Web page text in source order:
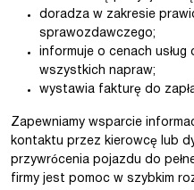
doradza w zakresie
sprawozdawczego;
informuje o cenach
wszystkich napraw;
wystawia fakturę do
Zapewniamy wsparcie
kontaktu przez kierowcę lub
przywrócenia pojazdu do
firmy jest pomoc w szybkim